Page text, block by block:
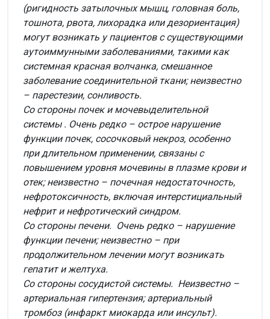
(ригидность затылочных мышц, головная боль,
тошнота, рвота, лихорадка или дезориентация)
могут возникать у пациентов с существующими
аутоиммунными заболеваниями, такими как
системная красная волчанка, смешанное
заболевание соединительной ткани; неизвестно
– парестезии, сонливость.
Со стороны почек и мочевыделительной
системы . Очень редко – острое нарушение
функции почек, сосочковый некроз, особенно
при длительном применении, связаны с
повышением уровня мочевины в плазме крови и
отек; неизвестно – почечная недостаточность,
нефротоксичность, включая интерстициальный
нефрит и нефротический синдром.
Со стороны печени. Очень редко – нарушение
функции печени; неизвестно – при
продолжительном лечении могут возникать
гепатит и желтуха.
Со стороны сосудистой системы. Неизвестно –
артериальная гипертензия; артериальный
тромбоз (инфаркт миокарда или инсульт).